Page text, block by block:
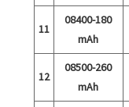
11
08400-180
mAh
12
08500-260
mAh